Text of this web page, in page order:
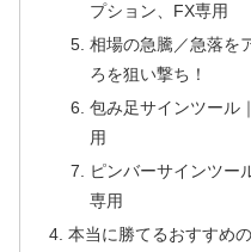
プション、FX専用
相場の急騰／急落を
ろを狙い撃ち！
包み足サインツール
用
ピンバーサインツー
専用
本当に勝てるおすすめ